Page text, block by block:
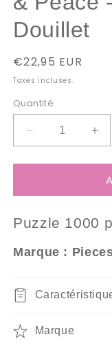
Douillet
Prix
habituel
€22,95 EUR
Taxes incluses.
Quantité
Réduire
la
quantité
Puzzle
Pièces
&amp;
Coin
Douillet
la
de
Puzzle 1000
Marque :
Marque